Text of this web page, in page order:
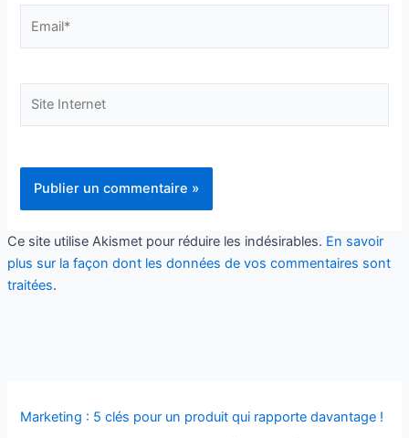
commerciale éthique et personnalisée qui peut
Oui,
Ce site utilise Akismet pour réduire les indésirables. En savoir
plus sur la façon dont les données de vos commentaires sont
traitées.
Marketing : 5 clés pour un produit qui rapporte davantage !